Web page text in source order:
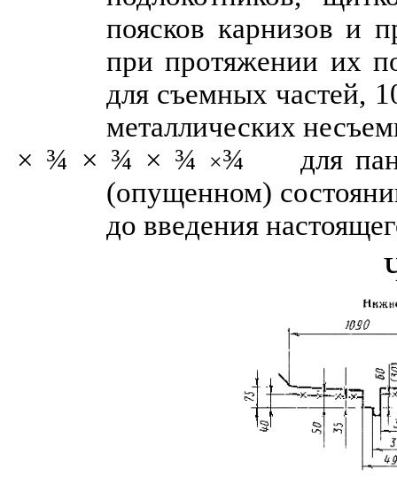
поясков карнизов и
при протяжении их
для съемных частей,
металлических
× ¾ × ¾ × ¾ ×¾
для
(опущенном)
до введения